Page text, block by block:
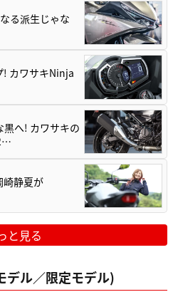
る派生じゃな
! カワサキNinja
黒へ! カワサキの
崎静夏が
と見る
デル／限定モデル)